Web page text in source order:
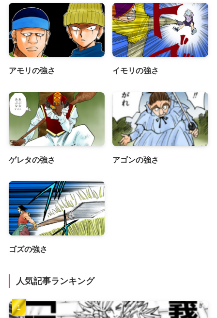
アモリの強さ イモリの強さ
ゲレタの強さ アゴンの強さ
ゴズの強さ
人気記事ランキング